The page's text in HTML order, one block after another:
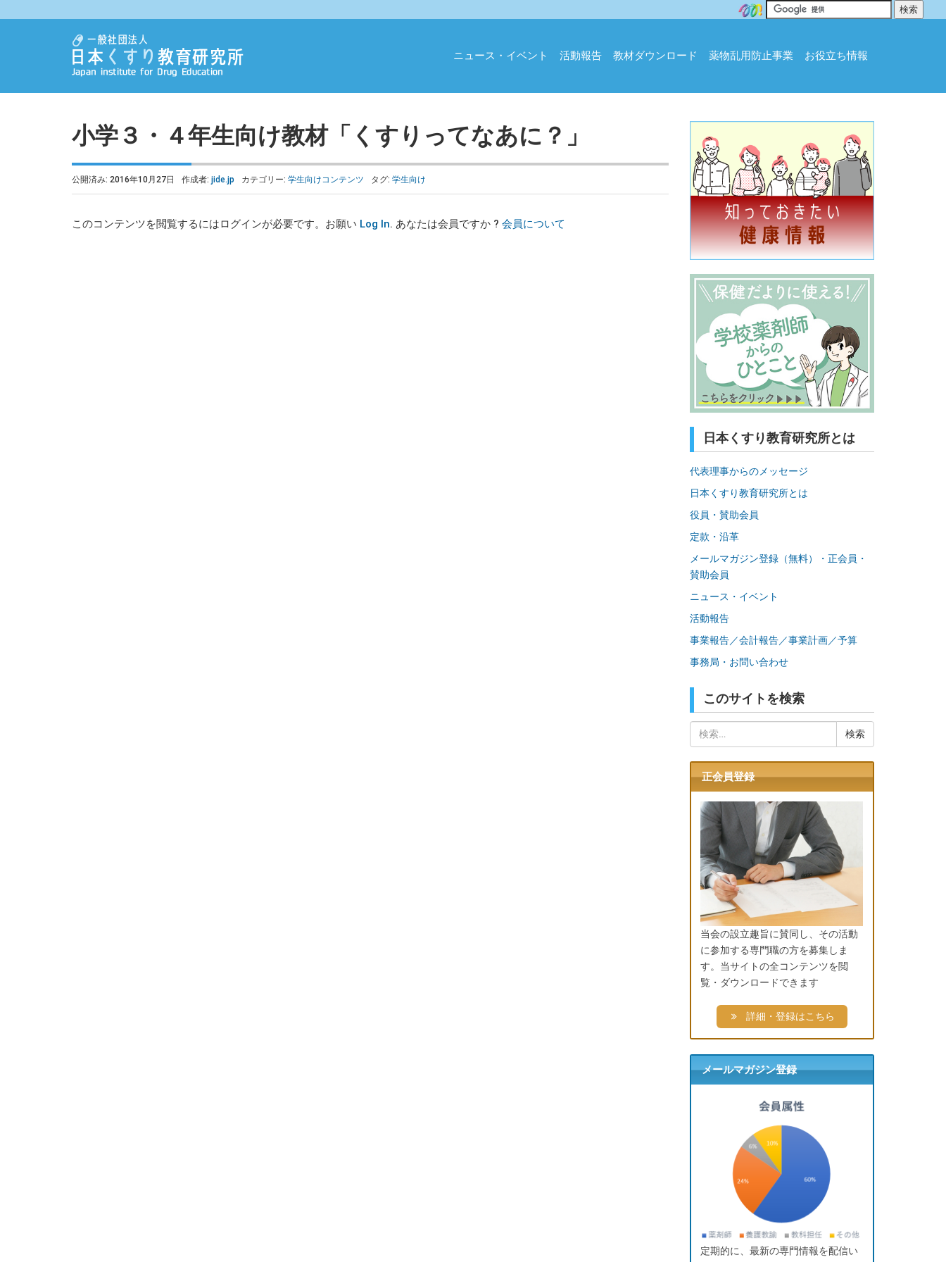
ニュース・イベント 活動報告 教材ダウンロード 薬物乱用防止事業 お役立ち情報
小学３・４年生向け教材「くすりってなあに？」
公開済み: 2016年10月27日 作成者: jide.jp カテゴリー: 学生向けコンテンツ タグ: 学生向け
このコンテンツを閲覧するにはログインが必要です。お願い Log In. あなたは会員ですか ? 会員について
日本くすり教育研究所とは
代表理事からのメッセージ
日本くすり教育研究所とは
役員・賛助会員
定款・沿革
メールマガジン登録（無料）・正会員・
賛助会員
ニュース・イベント
活動報告
事業報告／会計報告／事業計画／予算
事務局・お問い合わせ
このサイトを検索
索:
正会員登録
当会の設立趣旨に賛同し、その活動
に参加する専門職の方を募集しま
す。当サイトの全コンテンツを閲
覧・ダウンロードできます
詳細・登録はこちら
メールマガジン登録
定期的に、最新の専門情報を配信い